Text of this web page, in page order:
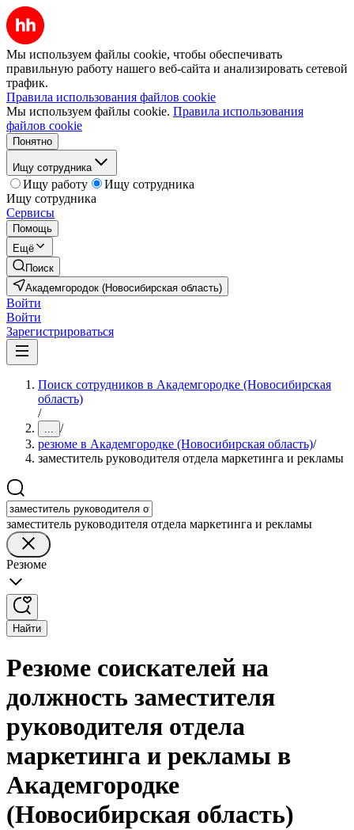
Мы используем файлы cookie, чтобы обеспечивать
правильную работу нашего веб-сайта и анализировать сетевой
трафик.
Правила использования файлов cookie
Мы используем файлы cookie. Правила использования
файлов cookie
Понятно
Ищу сотрудника
Ищу работу
Ищу сотрудника
Ищу сотрудника
Сервисы
Помощь
Ещё
Поиск
Академгородок (Новосибирская область)
Войти
Войти
Зарегистрироваться
Поиск сотрудников в Академгородке (Новосибирская
область)
/
... /
резюме в Академгородке (Новосибирская область)/
заместитель руководителя отдела маркетинга и рекламы
заместитель руководителя отдела маркетинга и рекламы
Резюме
Найти
Резюме соискателей на
должность заместителя
руководителя отдела
маркетинга и рекламы в
Академгородке
(Новосибирская область)